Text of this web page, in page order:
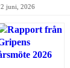
juni, 2026